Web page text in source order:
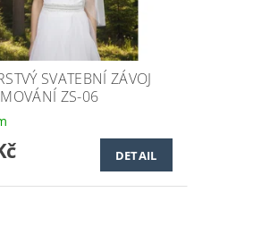
SVATEBNÍ ZÁVOJ
ZS-06
DETAIL